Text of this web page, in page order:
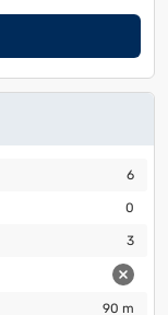
6
0
3
90 m